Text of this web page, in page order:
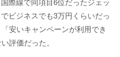
ビジネスでも3万円くらいだっ
安いキャンペーンが利用でき
評価だった。